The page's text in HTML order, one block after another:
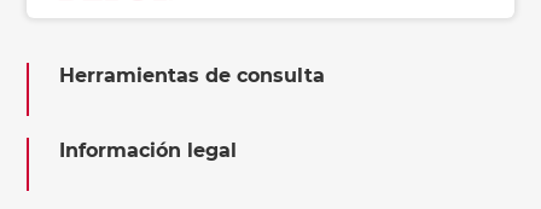
Herramientas de consulta
Información legal